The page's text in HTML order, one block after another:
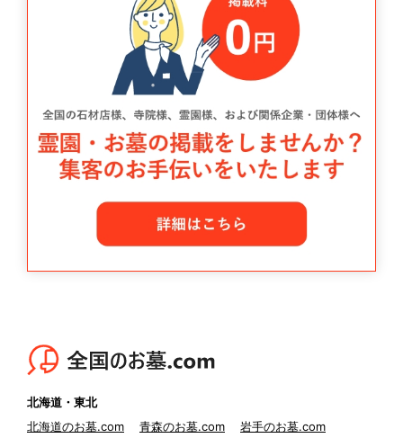
北海道・東北
北海道のお墓.com
青森のお墓.com
岩手のお墓.com